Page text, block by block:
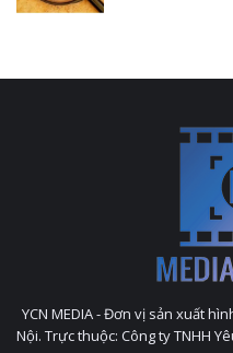
YCN MEDIA - Đơn vị sản xuất
Nội. Trực thuộc: Công ty TNHH